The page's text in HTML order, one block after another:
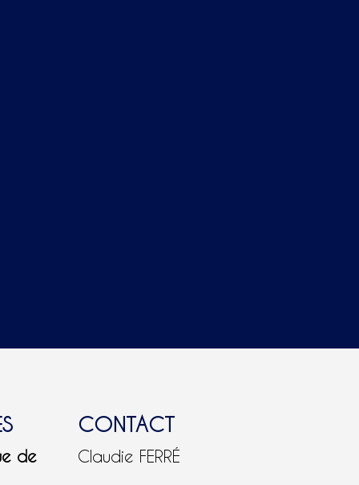
de
CONTACT
Claudie FERRÉ